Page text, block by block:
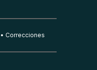
Correcciones